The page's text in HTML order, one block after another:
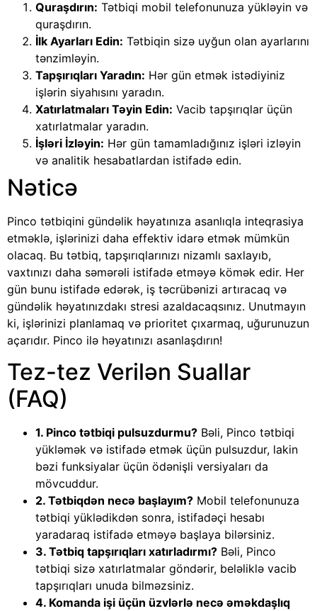
Quraşdırın: Tətbiqi mobil telefonunuza yükləyin və
quraşdırın.
İlk Ayarları Edin: Tətbiqin sizə uyğun olan ayarlarını
tənzimləyin.
Tapşırıqları Yaradın: Hər gün etmək istədiyiniz
işlərin siyahısını yaradın.
Xatırlatmaları Təyin Edin: Vacib tapşırıqlar üçün
xatırlatmalar yaradın.
İşləri İzləyin: Hər gün tamamladığınız işləri izləyin
və analitik hesabatlardan istifadə edin.
Nəticə
Pinco tətbiqini gündəlik həyatınıza asanlıqla inteqrasiya
etməklə, işlərinizi daha effektiv idarə etmək mümkün
olacaq. Bu tətbiq, tapşırıqlarınızı nizamlı saxlayıb,
vaxtınızı daha səmərəli istifadə etməyə kömək edir. Her
gün bunu istifadə edərək, iş təcrübənizi artıracaq və
gündəlik həyatınızdakı stresi azaldacaqsınız. Unutmayın
ki, işlərinizi planlamaq və prioritet çıxarmaq, uğurunuzun
açarıdır. Pinco ilə həyatınızı asanlaşdırın!
Tez-tez Verilən Suallar
(FAQ)
1. Pinco tətbiqi pulsuzdurmu? Bəli, Pinco tətbiqi
yükləmək və istifadə etmək üçün pulsuzdur, lakin
bəzi funksiyalar üçün ödənişli versiyaları da
mövcuddur.
2. Tətbiqdən necə başlayım? Mobil telefonunuza
tətbiqi yüklədikdən sonra, istifadəçi hesabı
yaradaraq istifadə etməyə başlaya bilərsiniz.
3. Tətbiq tapşırıqları xatırladırmı? Bəli, Pinco
tətbiqi sizə xatırlatmalar göndərir, beləliklə vacib
tapşırıqları unuda bilməzsiniz.
4. Komanda işi üçün üzvlərlə necə əməkdaşlıq